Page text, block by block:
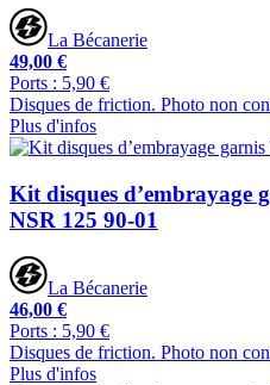
La Bécanerie
49,00 €
Ports : 5,90 €
Disques de friction. Photo non
Plus d'infos
Kit disques d’embrayage
NSR 125 90-01
La Bécanerie
46,00 €
Ports : 5,90 €
Disques de friction. Photo non
Plus d'infos